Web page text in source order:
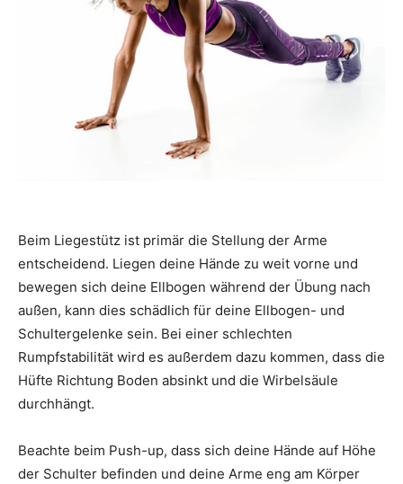
Beim Liegestütz ist primär die Stellung der Arme
entscheidend. Liegen deine Hände zu weit vorne und
bewegen sich deine Ellbogen während der Übung nach
außen, kann dies schädlich für deine Ellbogen- und
Schultergelenke sein. Bei einer schlechten
Rumpfstabilität wird es außerdem dazu kommen, dass die
Hüfte Richtung Boden absinkt und die Wirbelsäule
durchhängt.
Beachte beim Push-up, dass sich deine Hände auf Höhe
der Schulter befinden und deine Arme eng am Körper